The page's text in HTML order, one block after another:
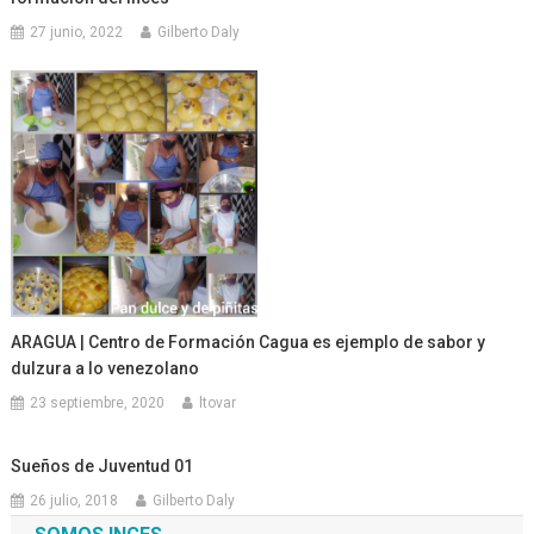
27 junio, 2022 Gilberto Daly
ARAGUA | Centro de Formación Cagua es ejemplo de sabor y
dulzura a lo venezolano
23 septiembre, 2020 ltovar
Sueños de Juventud 01
26 julio, 2018 Gilberto Daly